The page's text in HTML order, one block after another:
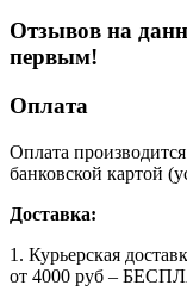
Отзывов на
первым!
Оплата
Оплата
банковской картой
Доставка:
1. Курьерская
от 4000 руб –